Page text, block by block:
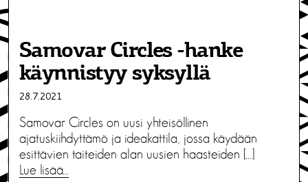
Samovar Circles -hanke
käynnistyy syksyllä
28.7.2021
Samovar Circles on uusi yhteisöllinen
ajatuskiihdyttämö ja ideakattila, jossa käydään
esittävien taiteiden alan uusien haasteiden […]
Lue lisää…